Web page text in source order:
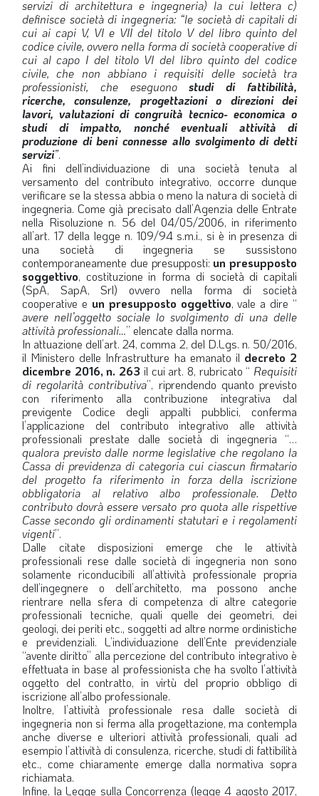
servizi di architettura e ingegneria) la cui lettera c)
definisce società di ingegneria: “le società di capitali di
cui ai capi V, VI e VII del titolo V del libro quinto del
codice civile, ovvero nella forma di società cooperative di
cui al capo I del titolo VI del libro quinto del codice
civile, che non abbiano i requisiti delle società tra
professionisti, che eseguonostudi di fattibilità,
ricerche, consulenze, progettazioni o direzioni dei
lavori, valutazioni di congruità tecnico- economica o
studi di impatto, nonché eventuali attività di
produzione di beni connesse allo svolgimento di detti
servizi”.
Ai fini dell’individuazione di una società tenuta al
versamento del contributo integrativo, occorre dunque
verificare se la stessa abbia o meno la natura di società di
ingegneria. Come già precisato dall’Agenzia delle Entrate
nella Risoluzione n. 56 del 04/05/2006, in riferimento
all’art. 17 della legge n. 109/94 s.m.i., si è in presenza di
una società di ingegneria se sussistono
contemporaneamente due presupposti: un presupposto
soggettivo, costituzione in forma di società di capitali
(SpA, SapA, Srl) ovvero nella forma di società
cooperative e un presupposto oggettivo, vale a dire “
avere nell’oggetto sociale lo svolgimento di una delle
attività professionali…” elencate dalla norma.
In attuazione dell’art. 24, comma 2, del D.Lgs. n. 50/2016,
il Ministero delle Infrastrutture ha emanato il decreto 2
dicembre 2016, n. 263 il cui art. 8, rubricato “ Requisiti
di regolarità contributiva”, riprendendo quanto previsto
con riferimento alla contribuzione integrativa dal
previgente Codice degli appalti pubblici, conferma
l’applicazione del contributo integrativo alle attività
professionali prestate dalle società di ingegneria “…
qualora previsto dalle norme legislative che regolano la
Cassa di previdenza di categoria cui ciascun firmatario
del progetto fa riferimento in forza della iscrizione
obbligatoria al relativo albo professionale. Detto
contributo dovrà essere versato pro quota alle rispettive
Casse secondo gli ordinamenti statutari e i regolamenti
vigenti”.
Dalle citate disposizioni emerge che le attività
professionali rese dalle società di ingegneria non sono
solamente riconducibili all’attività professionale propria
dell’ingegnere o dell’architetto, ma possono anche
rientrare nella sfera di competenza di altre categorie
professionali tecniche, quali quelle dei geometri, dei
geologi, dei periti etc., soggetti ad altre norme ordinistiche
e previdenziali. L’individuazione dell’Ente previdenziale
“avente diritto” alla percezione del contributo integrativo è
effettuata in base al professionista che ha svolto l’attività
oggetto del contratto, in virtù del proprio obbligo di
iscrizione all’albo professionale.
Inoltre, l’attività professionale resa dalle società di
ingegneria non si ferma alla progettazione, ma contempla
anche diverse e ulteriori attività professionali, quali ad
esempio l’attività di consulenza, ricerche, studi di fattibilità
etc., come chiaramente emerge dalla normativa sopra
richiamata.
Infine, la Legge sulla Concorrenza (legge 4 agosto 2017,